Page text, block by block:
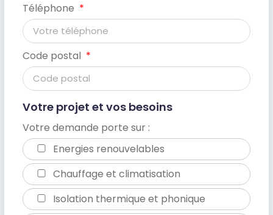
Téléphone
Code postal
Votre projet et vos besoins
Votre demande porte sur :
Energies renouvelables
Chauffage et climatisation
Isolation thermique et phonique